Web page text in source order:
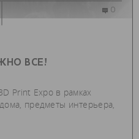
ВСЕ!
Print Expo в рамках
предметы интерьера,
0